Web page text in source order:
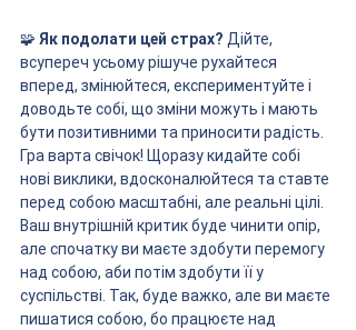
🧩 Як подолати цей страх? Дійте,
всупереч усьому рішуче рухайтеся
вперед, змінюйтеся, експериментуйте і
доводьте собі, що зміни можуть і мають
бути позитивними та приносити радість.
Гра варта свічок! Щоразу кидайте собі
нові виклики, вдосконалюйтеся та ставте
перед собою масштабні, але реальні цілі.
Ваш внутрішній критик буде чинити опір,
але спочатку ви маєте здобути перемогу
над собою, аби потім здобути її у
суспільстві. Так, буде важко, але ви маєте
пишатися собою, бо працюєте над